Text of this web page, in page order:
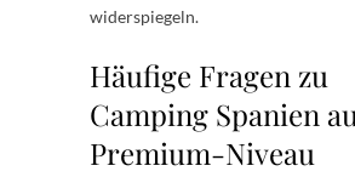
widerspiegeln.
Häufige Fragen zu
Camping Spanien
Premium-Niveau